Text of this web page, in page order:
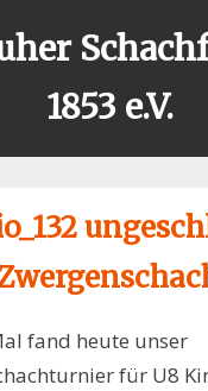
1853 e.V.
fand heute unser
für U8